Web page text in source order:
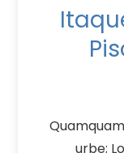
urbe;